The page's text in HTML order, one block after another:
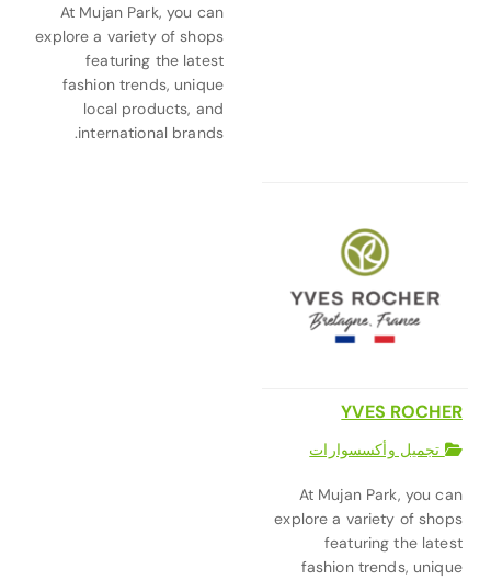
At Mujan Park, you can
explore a variety of shops
featuring the latest
fashion trends, unique
local products, and
international brands.
YVES ROCHER
تجميل وأكسسوارات
At Mujan Park, you can
explore a variety of shops
featuring the latest
fashion trends, unique